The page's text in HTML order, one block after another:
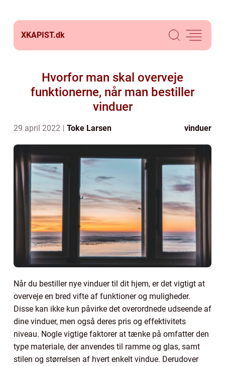
XKAPIST.dk
Hvorfor man skal overveje
funktionerne, når man bestiller
vinduer
29 april 2022 Toke Larsen vinduer
Når du bestiller nye vinduer til dit hjem, er det vigtigt at
overveje en bred vifte af funktioner og muligheder.
Disse kan ikke kun påvirke det overordnede udseende af
dine vinduer, men også deres pris og effektivitets
niveau. Nogle vigtige faktorer at tænke på omfatter den
type materiale, der anvendes til ramme og glas, samt
stilen og størrelsen af hvert enkelt vindue. Derudover